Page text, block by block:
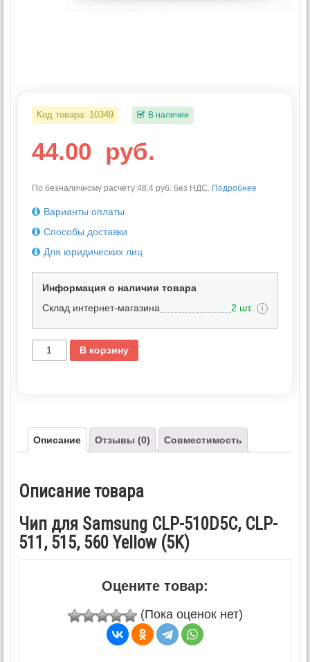
Код товара: 10349 В наличии
44.00 руб.
По безналичному расчёту 48.4 руб. без НДС. Подробнее
Варианты оплаты
Способы доставки
Для юридических лиц
Информация о наличии товара
Склад интернет-магазина
2 шт. i
В корзину
Описание Отзывы (0) Совместимость
Описание товара
Чип для Samsung CLP-510D5C, CLP-
511, 515, 560 Yellow (5K)
Оцените товар:
(Пока оценок нет)